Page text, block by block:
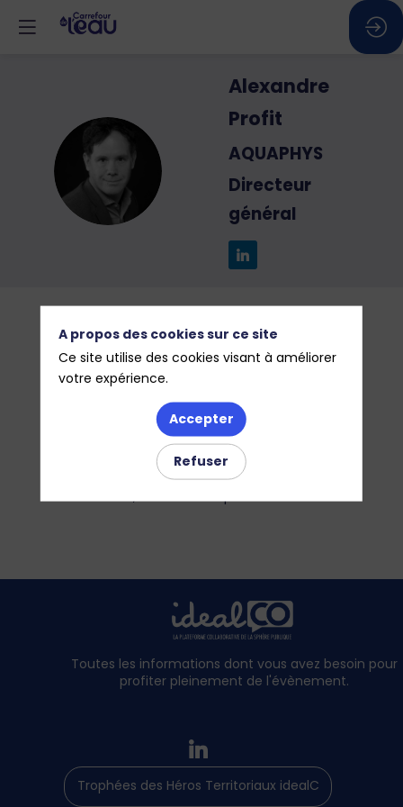
AP
Alexandre
Profit
AQUAPHYS
Directeur
général
Description
solutions data & IoT pour une gestion durable
de l’eau : mesurer, prévenir, optimiser.
EAULISTIK combine capteurs, alertes et
traitement sans produits chimiques pour
limiter fuites, dérives et risques sanitaires.
Toutes les informations dont vous avez besoin pour
profiter pleinement de l'évènement.
Trophées des Héros Territoriaux idealCO
A propos des cookies sur ce site
Ce site utilise des cookies visant à améliorer
votre expérience.
Accepter
Refuser